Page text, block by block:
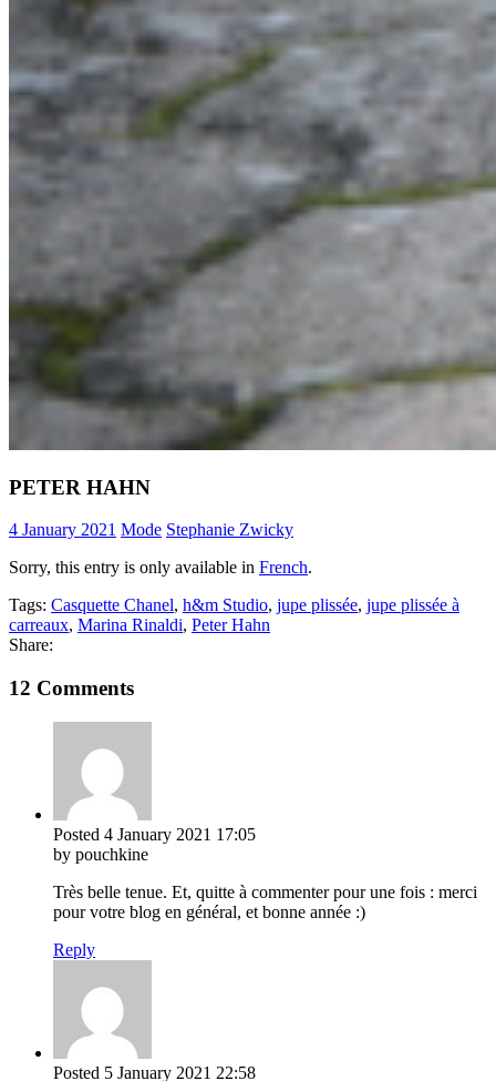
PETER HAHN
4 January 2021 Mode Stephanie Zwicky
Sorry, this entry is only available in French.
Tags: Casquette Chanel, h&m Studio, jupe plissée, jupe plissée à
carreaux, Marina Rinaldi, Peter Hahn
Share:
12 Comments
Posted 4 January 2021 17:05
by pouchkine
Très belle tenue. Et, quitte à commenter pour une fois : merci
pour votre blog en général, et bonne année :)
Reply
Posted 5 January 2021 22:58